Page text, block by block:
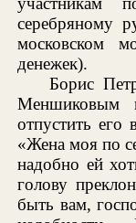
серебряному
московском
денежек).
Борис
Меншиковым
отпустить
«Жена моя по
надобно ей
голову
быть вам,